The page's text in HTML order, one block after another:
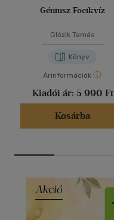
Géniusz Focikvíz
Glózik Tamás
Könyv
Árinformációk
Kiadói ár: 5 990 Ft
Kosárba